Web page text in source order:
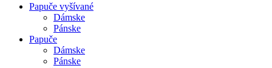
Papuče vyšívané
Dámske
Pánske
Papuče
Dámske
Pánske